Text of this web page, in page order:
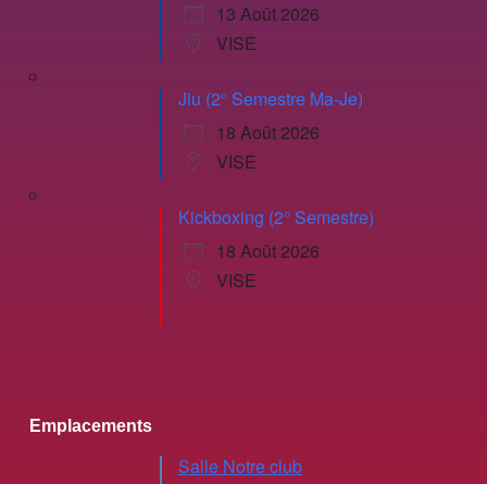
13 Août 2026
VISE
Jiu (2° Semestre Ma-Je)
18 Août 2026
VISE
Kickboxing (2° Semestre)
18 Août 2026
VISE
Emplacements
Salle Notre club